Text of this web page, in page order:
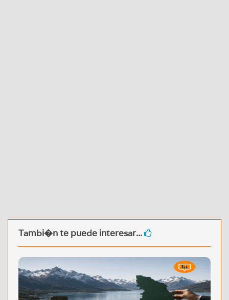
Tambi�n te puede interesar...